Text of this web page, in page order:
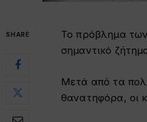
SHARE
Το πρόβλημα
σημαντικό
Μετά από τα
θανατηφόρα, οι